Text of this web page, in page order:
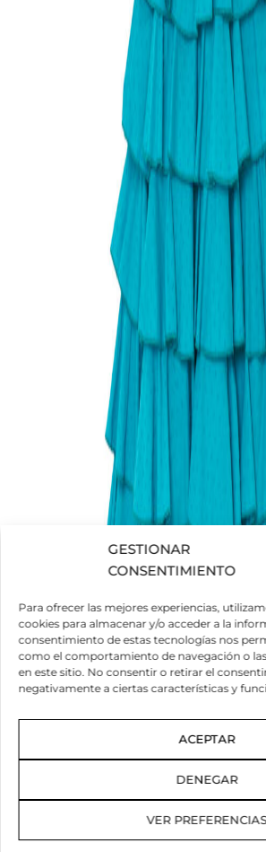
GESTIONAR
CONSENTIMIENTO
Para ofrecer las mejores experiencias,
cookies para almacenar y/o acceder a la
consentimiento de estas tecnologías nos
como el comportamiento de navegación o
en este sitio. No consentir o retirar el
negativamente a ciertas características y
ACEPTAR
DENEGAR
VER PREFERENCIAS